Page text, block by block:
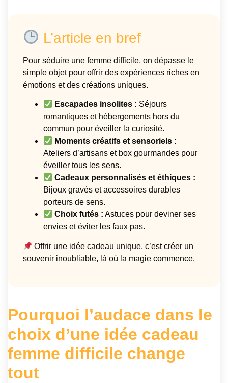
L’article en bref
Pour séduire une femme difficile, on dépasse le
simple objet pour offrir des expériences riches en
émotions et des créations uniques.
Escapades insolites : Séjours
romantiques et hébergements hors du
commun pour éveiller la curiosité.
Moments créatifs et sensoriels :
Ateliers d’artisans et box gourmandes pour
éveiller tous les sens.
Cadeaux personnalisés et éthiques :
Bijoux gravés et accessoires durables
porteurs de sens.
Choix futés : Astuces pour deviner ses
envies et éviter les faux pas.
Offrir une idée cadeau unique, c’est créer un
souvenir inoubliable, là où la magie commence.
Pourquoi l’audace dans le
choix d’une idée cadeau
femme difficile change
tout